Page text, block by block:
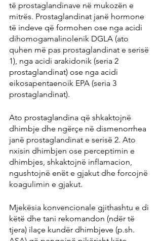
të prostaglandinave në mukozën e
mitrës. Prostaglandinat janë hormone
të indeve që formohen ose nga acidi
dihomogamalinolenik DGLA (ato
quhen më pas prostaglandinat e serisë
1), nga acidi arakidonik (seria 2
prostaglandinat) ose nga acidi
eikosapentaenoik EPA (seria 3
prostaglandinat).
Ato prostaglandina që shkaktojnë
dhimbje dhe ngërçe në dismenorrhea
janë prostaglandinat e serisë 2. Ato
nxisin dhimbjen ose perceptimin e
dhimbjes, shkaktojnë inflamacion,
ngushtojnë enët e gjakut dhe forcojnë
koagulimin e gjakut.
Mjekësia konvencionale gjithashtu e di
këtë dhe tani rekomandon (ndër të
tjera) ilaçe kundër dhimbjeve (p.sh.